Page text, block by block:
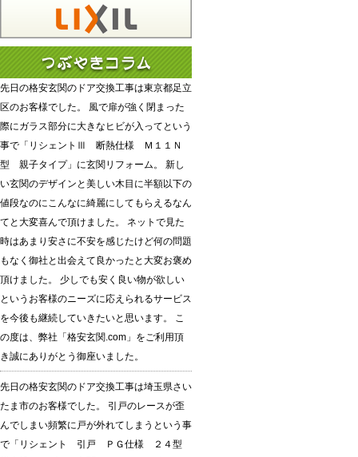
先日の格安玄関のドア交換工事は東京都足立
区のお客様でした。 風で扉が強く閉まった
際にガラス部分に大きなヒビが入ってという
事で「リシェントⅢ 断熱仕様 Ｍ１１Ｎ
型 親子タイプ」に玄関リフォーム。 新し
い玄関のデザインと美しい木目に半額以下の
値段なのにこんなに綺麗にしてもらえるなん
てと大変喜んで頂けました。 ネットで見た
時はあまり安さに不安を感じたけど何の問題
もなく御社と出会えて良かったと大変お褒め
頂けました。 少しでも安く良い物が欲しい
というお客様のニーズに応えられるサービス
を今後も継続していきたいと思います。 こ
の度は、弊社「格安玄関.com」をご利用頂
き誠にありがとう御座いました。
先日の格安玄関のドア交換工事は埼玉県さい
たま市のお客様でした。 引戸のレースが歪
んでしまい頻繁に戸が外れてしまうという事
で「リシェント 引戸 ＰＧ仕様 ２４型